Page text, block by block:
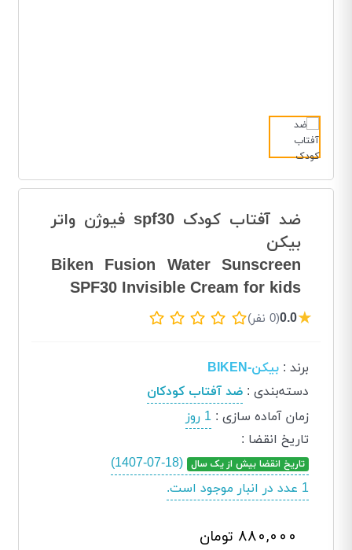
ضد آفتاب کودک spf30 فیوژن واتر
بیکن
Biken Fusion Water Sunscreen
SPF30 Invisible Cream for kids
★
0.0(0 نفر)
برند :بیکن-BIKEN
دسته‌بندی :ضد آفتاب کودکان
زمان آماده سازی :1 روز
تاریخ انقضا :
تاریخ انقضا بیش از یک سال (1407-07-18)
1 عدد در انبار موجود است.
880,000 تومان